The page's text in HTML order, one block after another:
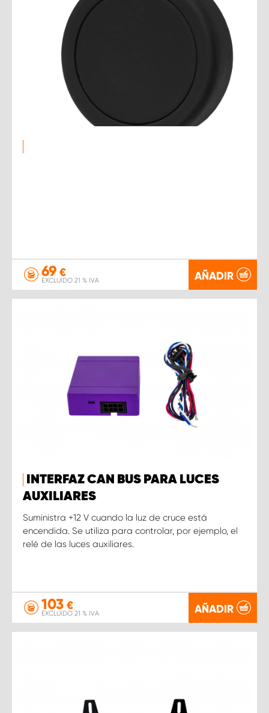
69 €
EXCLUIDO 21 % IVA AÑADIR
INTERFAZ CAN BUS PARA LUCES
AUXILIARES
Suministra +12 V cuando la luz de cruce está
encendida. Se utiliza para controlar, por ejemplo, el
relé de las luces auxiliares.
103 €
EXCLUIDO 21 % IVA AÑADIR